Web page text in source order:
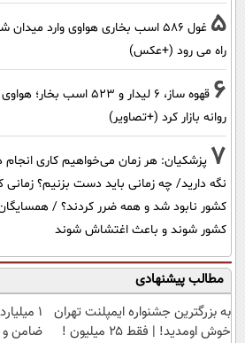
5
راه می رود (+عکس)
6
قهوه ساز، 6 لیدار و 523
روانه بازار کرد (+تصاویر)
7 پزشکیان: هر زمان می‌خواهیم کاری
نگه دارید/ چه زمانی باید دست بزنیم؟
کشور نابود شد و همه ضرر کردند؟ / همسایگان
کشور شوند و باعث اغتشاش شوند
مطالب پیشنهادی
به بزرگترین جشنواره ایمپلنت تهران
خوش اومدید! | فقط ۲۵ میلیون !
۱
ضامن